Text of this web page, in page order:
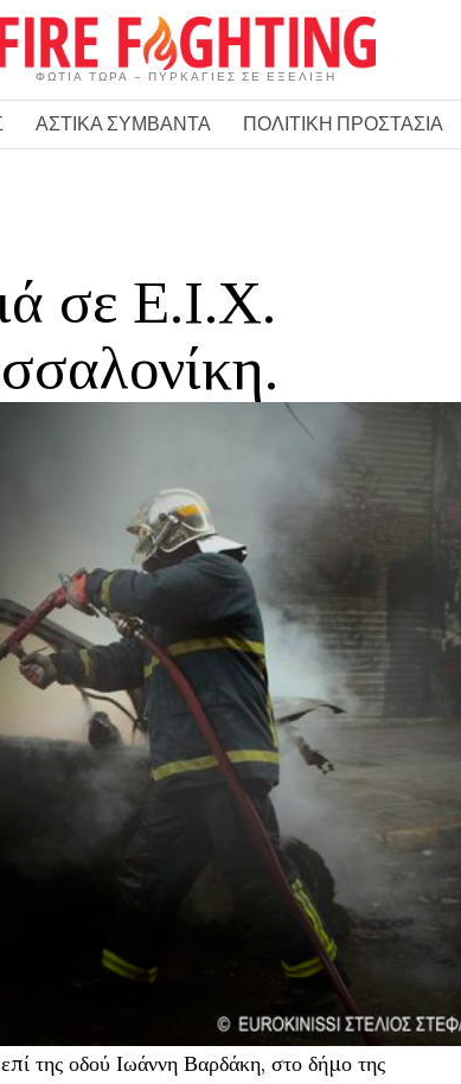
ΦΩΤΙΑ ΤΩΡΑ – ΠΥΡΚΑΓΙΕΣ ΣΕ ΕΞΕΛΙΞΗ
ΑΣΤΙΚΑ ΣΥΜΒΑΝΤΑ ΠΟΛΙΤΙΚΗ ΠΡΟΣΤΑΣΙΑ
σε Ε.Ι.Χ.
της οδού Ιωάννη Βαρδάκη, στο δήμο της